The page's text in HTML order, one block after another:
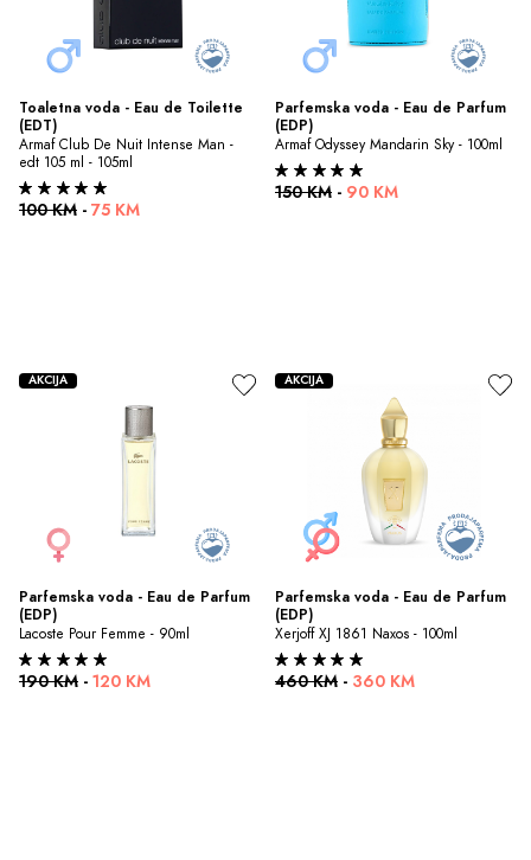
Toaletna voda - Eau de Toilette
(EDT)
Armaf Club De Nuit Intense Man -
edt 105 ml - 105ml
100 KM - 75 KM
Parfemska voda - Eau de Parfum
(EDP)
Armaf Odyssey Mandarin Sky - 100ml
150 KM - 90 KM
Parfemska voda - Eau de Parfum
(EDP)
Lacoste Pour Femme - 90ml
190 KM - 120 KM
AKCIJA
Parfemska voda - Eau de Parfum
(EDP)
Xerjoff XJ 1861 Naxos - 100ml
460 KM - 360 KM
AKCIJA